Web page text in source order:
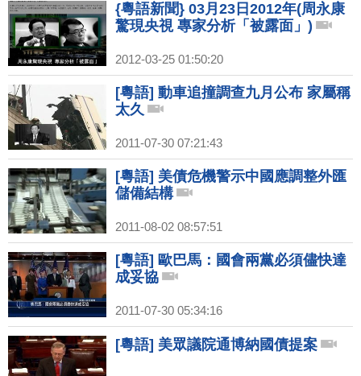
{粵語新聞} 03月23日2012年(周永康
驚現央視 專家分析「被露面」)
2012-03-25 01:50:20
[粵語] 動車追撞調查九月公布 家屬稱
太久
2011-07-30 07:21:43
[粵語] 美債危機警示中國應調整外匯
儲備結構
2011-08-02 08:57:51
[粵語] 歐巴馬：國會兩黨必須儘快達
成妥協
2011-07-30 05:34:16
[粵語] 美眾議院通博納國債提案